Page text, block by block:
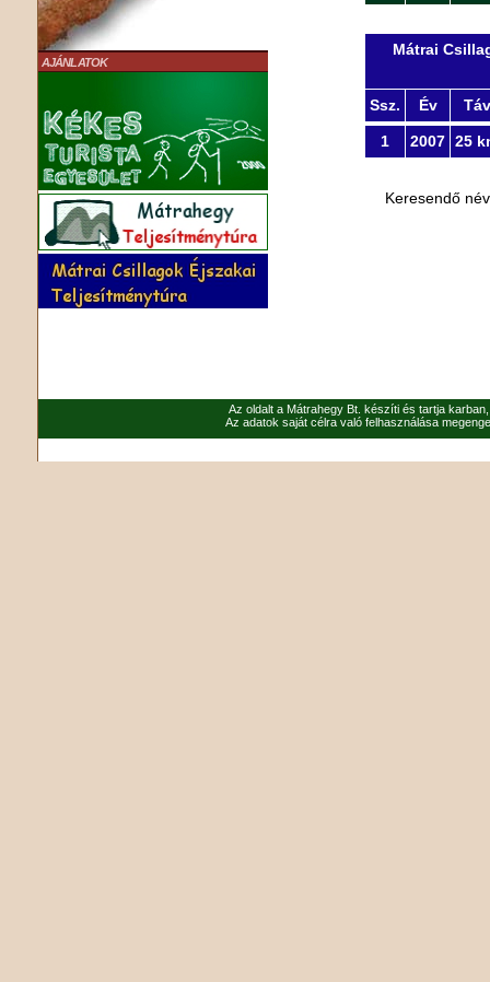
AJÁNLATOK
Mátrai
Ssz. Év Táv
1 2007 25
Keresendő
Az oldalt a Mátrahegy Bt. készíti és tartja
Az adatok saját célra való felhasználása